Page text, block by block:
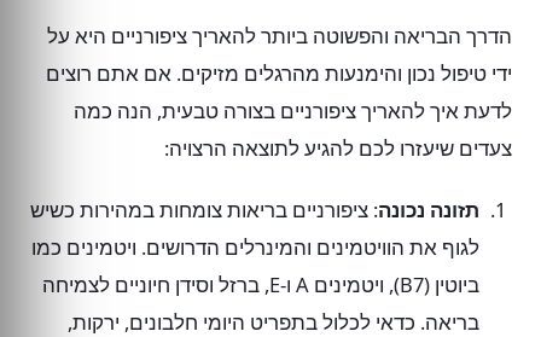
הדרך הבריאה והפשוטה ביותר להאריך ציפורניים היא על
ידי טיפול נכון והימנעות מהרגלים מזיקים. אם אתם רוצים
לדעת איך להאריך ציפורניים בצורה טבעית, הנה כמה
צעדים שיעזרו לכם להגיע לתוצאה הרצויה:
תזונה נכונה: ציפורניים בריאות צומחות במהירות כשיש
לגוף את הוויטמינים והמינרלים הדרושים. ויטמינים כמו
ביוטין (B7), ויטמינים A ו-E, ברזל וסידן חיוניים לצמיחה
בריאה. כדאי לכלול בתפריט היומי חלבונים, ירקות,